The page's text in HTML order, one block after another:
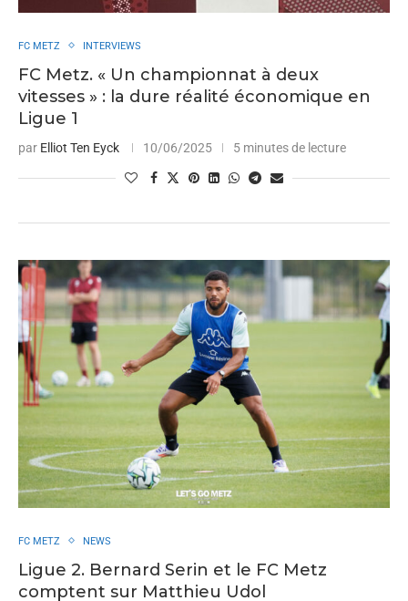
FC METZ INTERVIEWS
FC Metz. « Un championnat à deux
vitesses » : la dure réalité économique en
Ligue 1
par Elliot Ten Eyck 10/06/2025 5 minutes de lecture
FC METZ NEWS
Ligue 2. Bernard Serin et le FC Metz
comptent sur Matthieu Udol